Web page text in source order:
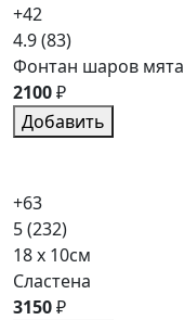
+42
4.9(83)
Фонтан шаров мята
2100₽
Добавить
+63
5(232)
18 x 10см
Сластена
3150₽